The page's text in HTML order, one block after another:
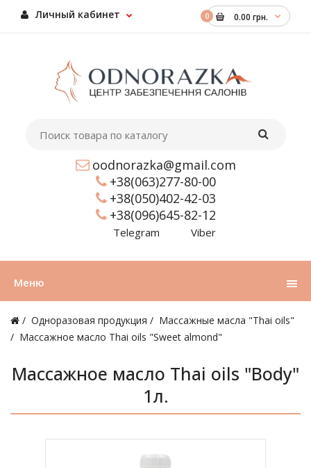
0 0.00 грн.
Личный кабинет
oodnorazka@gmail.com
+38(063)277-80-00
+38(050)402-42-03
+38(096)645-82-12
Telegram Viber
Меню
Одноразовая продукция
Массажные масла "Thai oils"
Массажное масло Thai oils "Sweet almond"
Массажное масло Thai oils "Body"
1л.